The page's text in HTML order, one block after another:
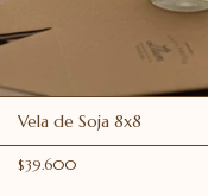
Vela de Soja 8x8
$39.600